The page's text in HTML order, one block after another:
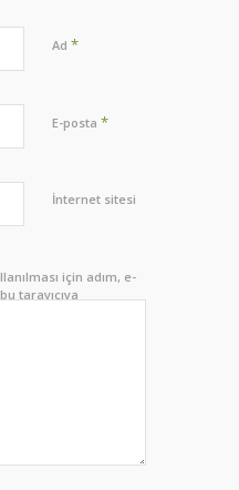
Ad *
E-posta *
İnternet sitesi
için adım, e-
tarayıcıya